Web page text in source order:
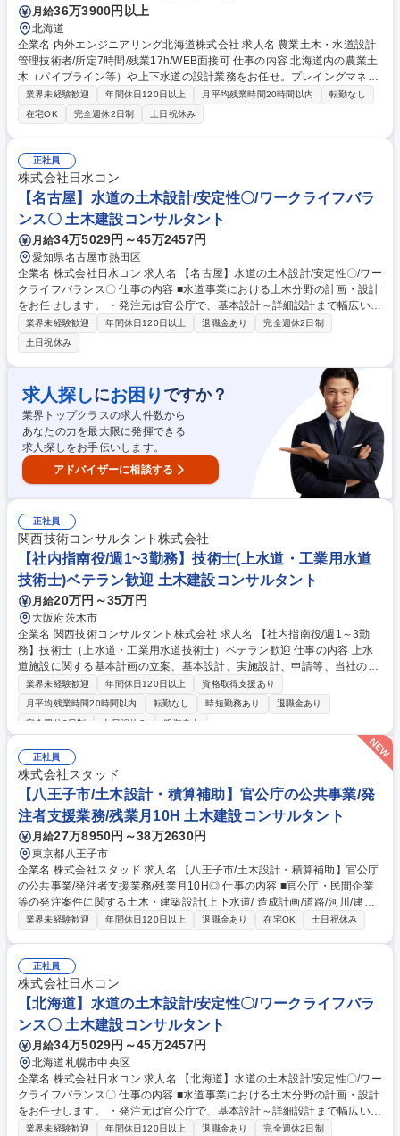
月給36万3900円以上
北海道
企業名 内外エンジニアリング北海道株式会社 求人名 農業土木・水道設計
管理技術者/所定7時間/残業17h/WEB面接可 仕事の内容 北海道内の農業土
木（パイプライン等）や上下水道の設計業務をお任せ。プレイングマネー
ジャーとして、若手への技術指導、設計チェック、プロジェクト管理等も
担当いただきます。 国交省や北海道発注の営農飲雑用水、畑地かんがい等
のパイプライン設計（構造・水理計算）がメイン。 【具体的な業務】 パ
イプライン・水利施設（ポンプ場、水槽等）の設計 3次元BIM/CIMを用い
た設計推進 若手指導、設計チェック、工程管理 ※月2～3回程度の道内短
期出張あり。所定7時間、前年度残業17時間/月と、私生活も大切にできる
環境です 募集職種 農業土木・水道設計管理技術者/所定7時間/残業17h/WE
B面接可
業界未経験歓迎 年間休日120日以上 月平均残業時間20時間以内
転勤なし
在宅OK
完全週休2日制 土日祝休み
正社員
株式会社日水コン
【名古屋】水道の土木設計/安定性〇/ワークライフバラ
ンス〇 土木建設コンサルタント
月給34万5029円～45万2457円
愛知県名古屋市熱田区
企業名 株式会社日水コン 求人名 【名古屋】水道の土木設計/安定性〇/ワー
クライフバランス〇 仕事の内容 ■水道事業における土木分野の計画・設計
をお任せします。 ・発注元は官公庁で、基本設計～詳細設計まで幅広い案
件を担当 ・耐震診断、補強設計業務 ・改築、更新設計業務 ・その他当社
事業に関する業務 募集職種 【名古屋】水道の土木設計/安定性〇/ワークラ
イフバランス〇
業界未経験歓迎 年間休日120日以上 退職金あり
完全週休2日制
土日祝休み
求人探しにお困り ですか？
業界トップクラスの求人件数から
あなたの力を最大限に発揮できる
求人探しをお手伝いします。
アドバイザーに相談する
正社員
関西技術コンサルタント株式会社
【社内指南役/週1~3勤務】技術士(上水道・工業用水道
技術士)ベテラン歓迎 土木建設コンサルタント
月給20万円～35万円
大阪府茨木市
企業名 関西技術コンサルタント株式会社 求人名 【社内指南役/週1～3勤
務】技術士（上水道・工業用水道技術士）ベテラン歓迎 仕事の内容 上水
道施設に関する基本計画の立案、基本設計、実施設計、申請等、当社の各
業務において、社内メンバーのサポートや知見を活かしたアドバイスでメ
ンバーの指南役をお任せします。 下記の業務の実施、管理に関するメンバ
ーへのアドバイスやサポートをお願いします 【計画、申請】 基本計画策
請など 【設計・監理】 浄水場、配水池などの整備設計、取水・送配水管
路実施設計、耐震・小水力発電設備設計など 【調査・診断】 測量および
地質調査など 募集職種 【社内指南役/週1～3勤務】技術士（上水道・工業
用水道技術士）ベテラン歓迎
業界未経験歓迎 年間休日120日以上
資格取得支援あり
月平均残業時間20時間以内
転勤なし 時短勤務あり
退職金あり
完全週休2日制
土日祝休み 服装自由
正社員
株式会社スタッド
【八王子市/土木設計・積算補助】官公庁の公共事業/発
注者支援業務/残業月10H 土木建設コンサルタント
月給27万8950円～38万2630円
東京都八王子市
企業名 株式会社スタッド 求人名 【八王子市/土木設計・積算補助】官公庁
の公共事業/発注者支援業務/残業月10H◎ 仕事の内容 ■官公庁・民間企業
等の発注案件に関する土木・建築設計(上下水道/ 造成計画/道路/河川/建築
意匠設計/建築物点検など)をお任せします。 ◎国土交通省/東京都水道局/
者として管理に関する業務をお任せします。 中途入社者が多数在籍。人と
人との絆に重きを置き、 社内外の関係者と連携しながら業務を推進してい
きます。 社内には資格保有者が資格取得をサポートする体制を整えていま
支援業務/残業月10H◎
業界未経験歓迎 年間休日120日以上 退職金あり 在宅OK 土日祝休み
正社員
株式会社日水コン
【北海道】水道の土木設計/安定性〇/ワークライフバラ
ンス〇 土木建設コンサルタント
月給34万5029円～45万2457円
北海道札幌市中央区
企業名 株式会社日水コン 求人名 【北海道】水道の土木設計/安定性〇/ワー
クライフバランス〇 仕事の内容 ■水道事業における土木分野の計画・設計
をお任せします。 ・発注元は官公庁で、基本設計～詳細設計まで幅広い案
件を担当 ・耐震診断、補強設計業務 ・改築、更新設計業務 ・その他当社
業界未経験歓迎 年間休日120日以上 退職金あり
完全週休2日制